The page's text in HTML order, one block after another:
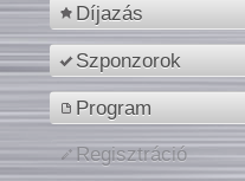
Díjazás
Szponzorok
Program
Regisztráció